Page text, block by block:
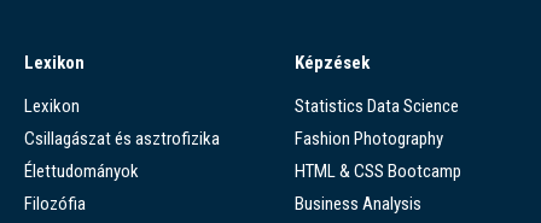
Lexikon
Lexikon
Csillagászat és asztrofizika
Élettudományok
Filozófia
Képzések
Statistics Data Science
Fashion Photography
HTML & CSS Bootcamp
Business Analysis